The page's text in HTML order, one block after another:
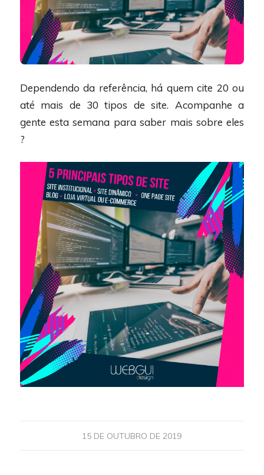
Dependendo da referência, há quem cite 20 ou
até mais de 30 tipos de site. Acompanhe a
gente esta semana para saber mais sobre eles
?
15 DE OUTUBRO DE 2019